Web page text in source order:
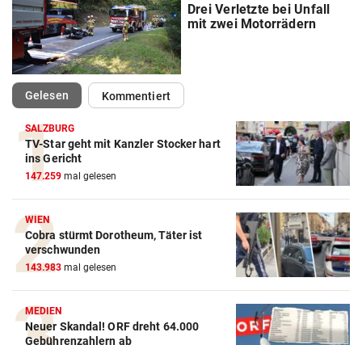
Drei Verletzte bei Unfall
mit zwei Motorrädern
Gelesen(ausgewählt)Kommentiert
SALZBURG
TV-Star geht mit Kanzler Stocker hart
ins Gericht
147.259 mal gelesen
WIEN
Cobra stürmt Dorotheum, Täter ist
verschwunden
143.983 mal gelesen
MEDIEN
Neuer Skandal! ORF dreht 64.000
Gebührenzahlern ab